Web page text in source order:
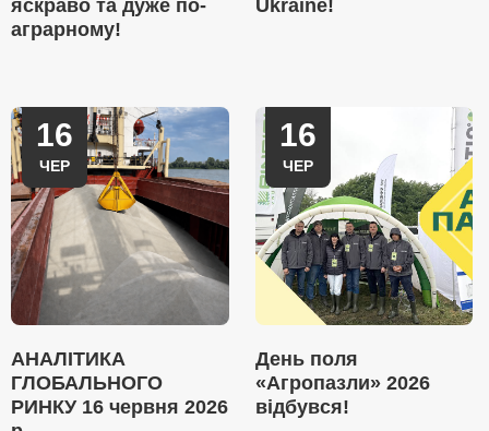
яскраво та дуже по-
аграрному!
Ukraine!
16
ЧЕР
АНАЛІТИКА
ГЛОБАЛЬНОГО
РИНКУ 16 червня 2026
16
ЧЕР
День поля
«Агропазли» 2026
відбувся!